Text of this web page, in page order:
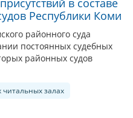
в составе
Республики Коми
районного суда
постоянных судебных
районных судов
читальных залах